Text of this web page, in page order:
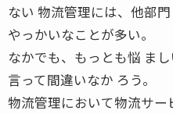
ない 物流管理には、他部
やっかいなことが多い。
なかでも、もっとも悩 ま
言って間違いなか ろう。
物流管理において物流サ